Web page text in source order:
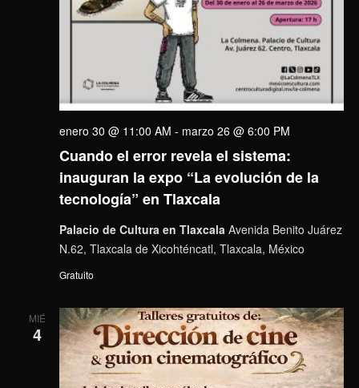
Cuando el error revela el sistema:
inauguran la expo “La evolución de la
tecnología” en Tlaxcala
enero 30 @ 11:00 AM - marzo 26 @ 6:00 PM
Palacio de Cultura en Tlaxcala Avenida Benito Juárez
N.62, Tlaxcala de Xicohténcatl, Tlaxcala, México
Gratuito
MIÉ
4